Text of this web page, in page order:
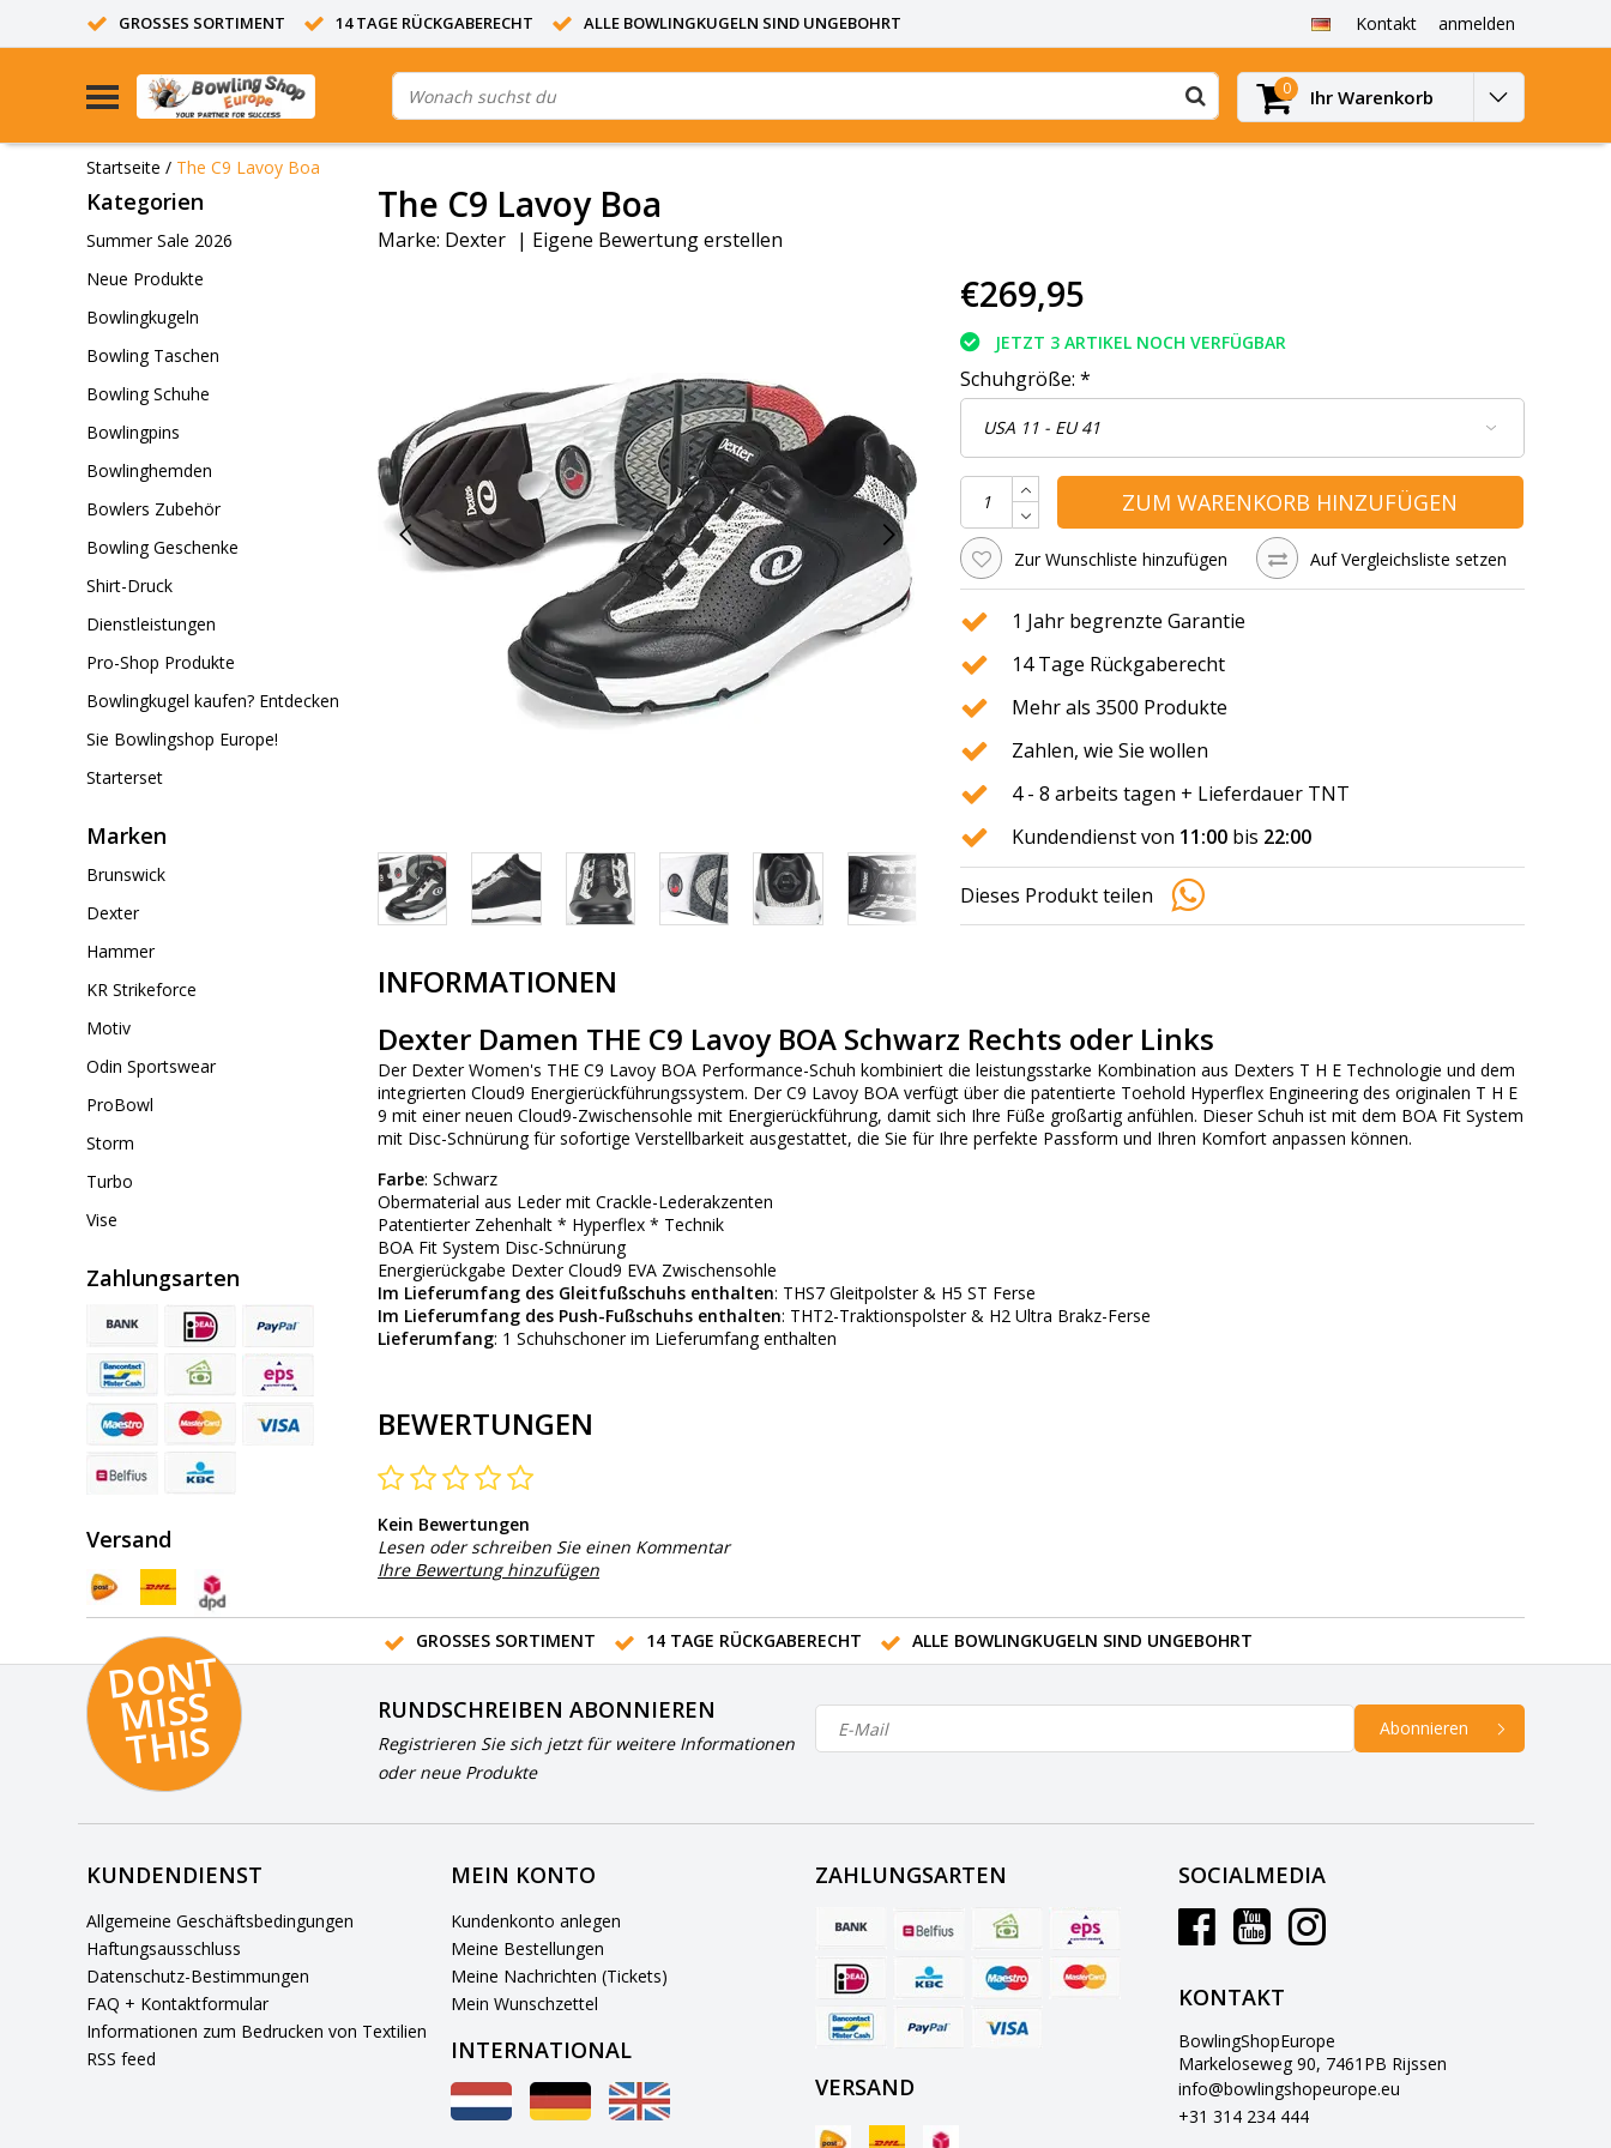
GROSSES SORTIMENT 14 TAGE RÜCKGABERECHT ALLE BOWLINGKUGELN SIND UNGEBOHRT Kontakt anmelden
0 Ihr Warenkorb
Startseite / The C9 Lavoy Boa
Kategorien
Summer Sale 2026
Neue Produkte
Bowlingkugeln
Bowling Taschen
Bowling Schuhe
Bowlingpins
Bowlinghemden
Bowlers Zubehör
Bowling Geschenke
Shirt-Druck
Dienstleistungen
Pro-Shop Produkte
Bowlingkugel kaufen? Entdecken
Sie Bowlingshop Europe!
Starterset
Marken
Brunswick
Dexter
Hammer
KR Strikeforce
Motiv
Odin Sportswear
ProBowl
Storm
Turbo
Vise
Zahlungsarten
Versand
The C9 Lavoy Boa
Marke: Dexter | Eigene Bewertung erstellen
€269,95
JETZT 3 ARTIKEL NOCH VERFÜGBAR
Schuhgröße: *
ZUM WARENKORB HINZUFÜGEN
Zur Wunschliste hinzufügen Auf Vergleichsliste setzen
1 Jahr begrenzte Garantie
14 Tage Rückgaberecht
Mehr als 3500 Produkte
Zahlen, wie Sie wollen
4 - 8 arbeits tagen + Lieferdauer TNT
Kundendienst von 11:00 bis 22:00
Dieses Produkt teilen
INFORMATIONEN
Dexter Damen THE C9 Lavoy BOA Schwarz Rechts oder Links
Der Dexter Women's THE C9 Lavoy BOA Performance-Schuh kombiniert die leistungsstarke Kombination aus Dexters T H E Technologie und dem
integrierten Cloud9 Energierückführungssystem. Der C9 Lavoy BOA verfügt über die patentierte Toehold Hyperflex Engineering des originalen T H E
9 mit einer neuen Cloud9-Zwischensohle mit Energierückführung, damit sich Ihre Füße großartig anfühlen. Dieser Schuh ist mit dem BOA Fit System
mit Disc-Schnürung für sofortige Verstellbarkeit ausgestattet, die Sie für Ihre perfekte Passform und Ihren Komfort anpassen können.
Farbe: Schwarz
Obermaterial aus Leder mit Crackle-Lederakzenten
Patentierter Zehenhalt * Hyperflex * Technik
BOA Fit System Disc-Schnürung
Energierückgabe Dexter Cloud9 EVA Zwischensohle
Im Lieferumfang des Gleitfußschuhs enthalten: THS7 Gleitpolster & H5 ST Ferse
Im Lieferumfang des Push-Fußschuhs enthalten: THT2-Traktionspolster & H2 Ultra Brakz-Ferse
Lieferumfang: 1 Schuhschoner im Lieferumfang enthalten
BEWERTUNGEN
Kein Bewertungen
Lesen oder schreiben Sie einen Kommentar
Ihre Bewertung hinzufügen
GROSSES SORTIMENT 14 TAGE RÜCKGABERECHT ALLE BOWLINGKUGELN SIND UNGEBOHRT
D
O
N
T
MI
S
S
T
HI
S
RUNDSCHREIBEN ABONNIEREN
Registrieren Sie sich jetzt für weitere Informationen
oder neue Produkte
Abonnieren
KUNDENDIENST
Allgemeine Geschäftsbedingungen
Haftungsausschluss
Datenschutz-Bestimmungen
FAQ + Kontaktformular
Informationen zum Bedrucken von Textilien
RSS feed
MEIN KONTO
Kundenkonto anlegen
Meine Bestellungen
Meine Nachrichten (Tickets)
Mein Wunschzettel
INTERNATIONAL
ZAHLUNGSARTEN
VERSAND
SOCIALMEDIA
KONTAKT
BowlingShopEurope
Markeloseweg 90, 7461PB Rijssen
info@bowlingshopeurope.eu
+31 314 234 444